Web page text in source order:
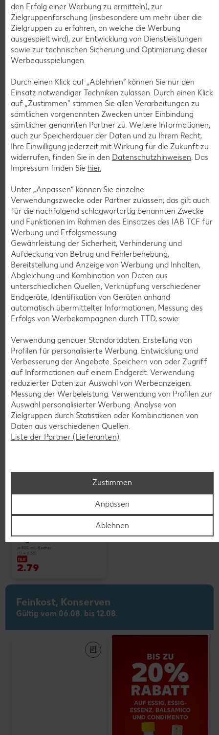
1.29
Diese Artikel findest du an unserer
Frischetheke
ROYAL ORANGE
Maasdam
je 100 g
0.69
Weitere Angebote anzeigen
Tiefkühlkost
Gültig vom 06.08. bis 12.08.
KNÜLLER
.
je 6 - 12 St. = 398 - 560-ml-Packg.
(1 l = 5.34 - 7.52)
2.99
Maxx XXL
je 8 St. = 800-ml-Großpackg.
(1 l = 3.74)
nur
2.99
je 500-ml-Becher
(1 l = 5.58)
nur
2.79
Weitere Angebote anzeigen
Feinkost, Konserven
Gültig vom 06.08. bis 12.08.
den Erfolg einer Werbung zu ermitteln), zur
Zielgruppenforschung (insbesondere um mehr über die
Zielgruppen zu erfahren, an welche die Werbung
ausgespielt wird), zur Entwicklung von Dienstleistungen
sowie zur technischen Sicherung und Optimierung dieser
Werbeausspielungen.
Durch einen Klick auf „Ablehnen“ können Sie nur den
Einsatz notwendiger Techniken zulassen. Durch einen Klick
auf „Zustimmen“ stimmen Sie allen Verarbeitungen zu
sämtlichen vorgenannten Zwecken unter Einbindung
sämtlicher genannten Partner zu. Weitere Informationen,
auch zur Speicherdauer der Daten und zu Ihrem Recht,
Ihre Einwilligung jederzeit mit Wirkung für die Zukunft zu
widerrufen, finden Sie in den Datenschutzhinweisen. Das
Impressum finden Sie hier.
Unter „Anpassen“ können Sie einzelne
Verwendungszwecke oder Partner zulassen; das gilt auch
für die nachfolgend schlagwortartig benannten Zwecke
und Funktionen im Rahmen des Einsatzes des IAB TCF für
Werbung und Erfolgsmessung:
Gewährleistung der Sicherheit, Verhinderung und
Aufdeckung von Betrug und Fehlerbehebung,
Bereitstellung und Anzeige von Werbung und Inhalten,
Abgleichung und Kombination von Daten aus
unterschiedlichen Quellen, Verknüpfung verschiedener
Endgeräte, Identifikation von Geräten anhand
automatisch übermittelter Informationen, Messung des
Erfolgs von Werbekampagnen durch TTD, sowie:
Verwendung genauer Standortdaten. Erstellung von
Profilen für personalisierte Werbung. Entwicklung und
Verbesserung der Angebote. Speichern von oder Zugriff
auf Informationen auf einem Endgerät. Verwendung
reduzierter Daten zur Auswahl von Werbeanzeigen.
Messung der Werbeleistung. Verwendung von Profilen zur
Auswahl personalisierter Werbung. Analyse von
Zielgruppen durch Statistiken oder Kombinationen von
Daten aus verschiedenen Quellen.
Liste der Partner (Lieferanten)
Zustimmen
Anpassen
Ablehnen